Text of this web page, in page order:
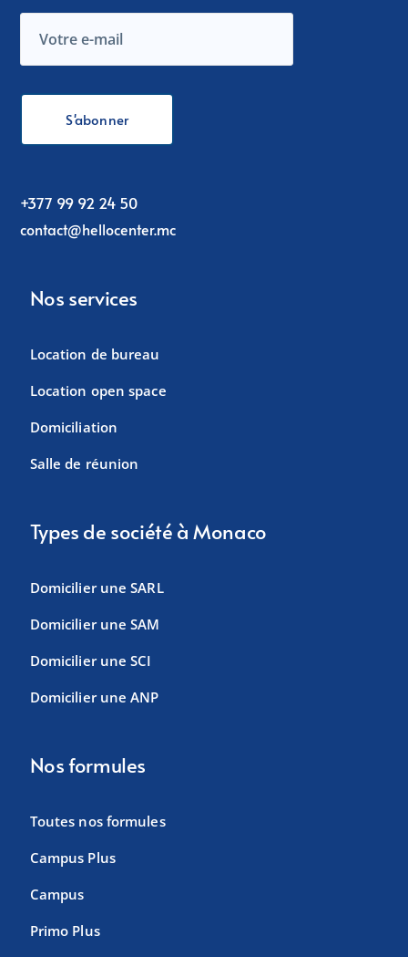
+377 99 92 24 50
contact@hellocenter.mc
Nos services
Location de bureau
Location open space
Domiciliation
Salle de réunion
Types de société à Monaco
Domicilier une SARL
Domicilier une SAM
Domicilier une SCI
Domicilier une ANP
Nos formules
Toutes nos formules
Campus Plus
Campus
Primo Plus